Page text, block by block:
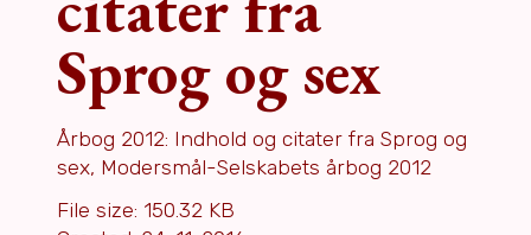
Sprog og sex
Årbog 2012: Indhold og citater fra Sprog og
sex, Modersmål-Selskabets årbog 2012
File size: 150.32 KB